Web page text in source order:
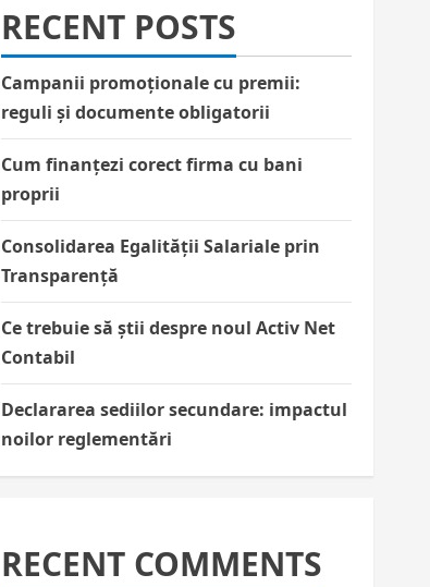
RECENT POSTS
Campanii promoționale cu premii:
reguli și documente obligatorii
Cum finanțezi corect firma cu bani
proprii
Consolidarea Egalității Salariale prin
Transparență
Ce trebuie să știi despre noul Activ Net
Contabil
Declararea sediilor secundare: impactul
noilor reglementări
RECENT COMMENTS